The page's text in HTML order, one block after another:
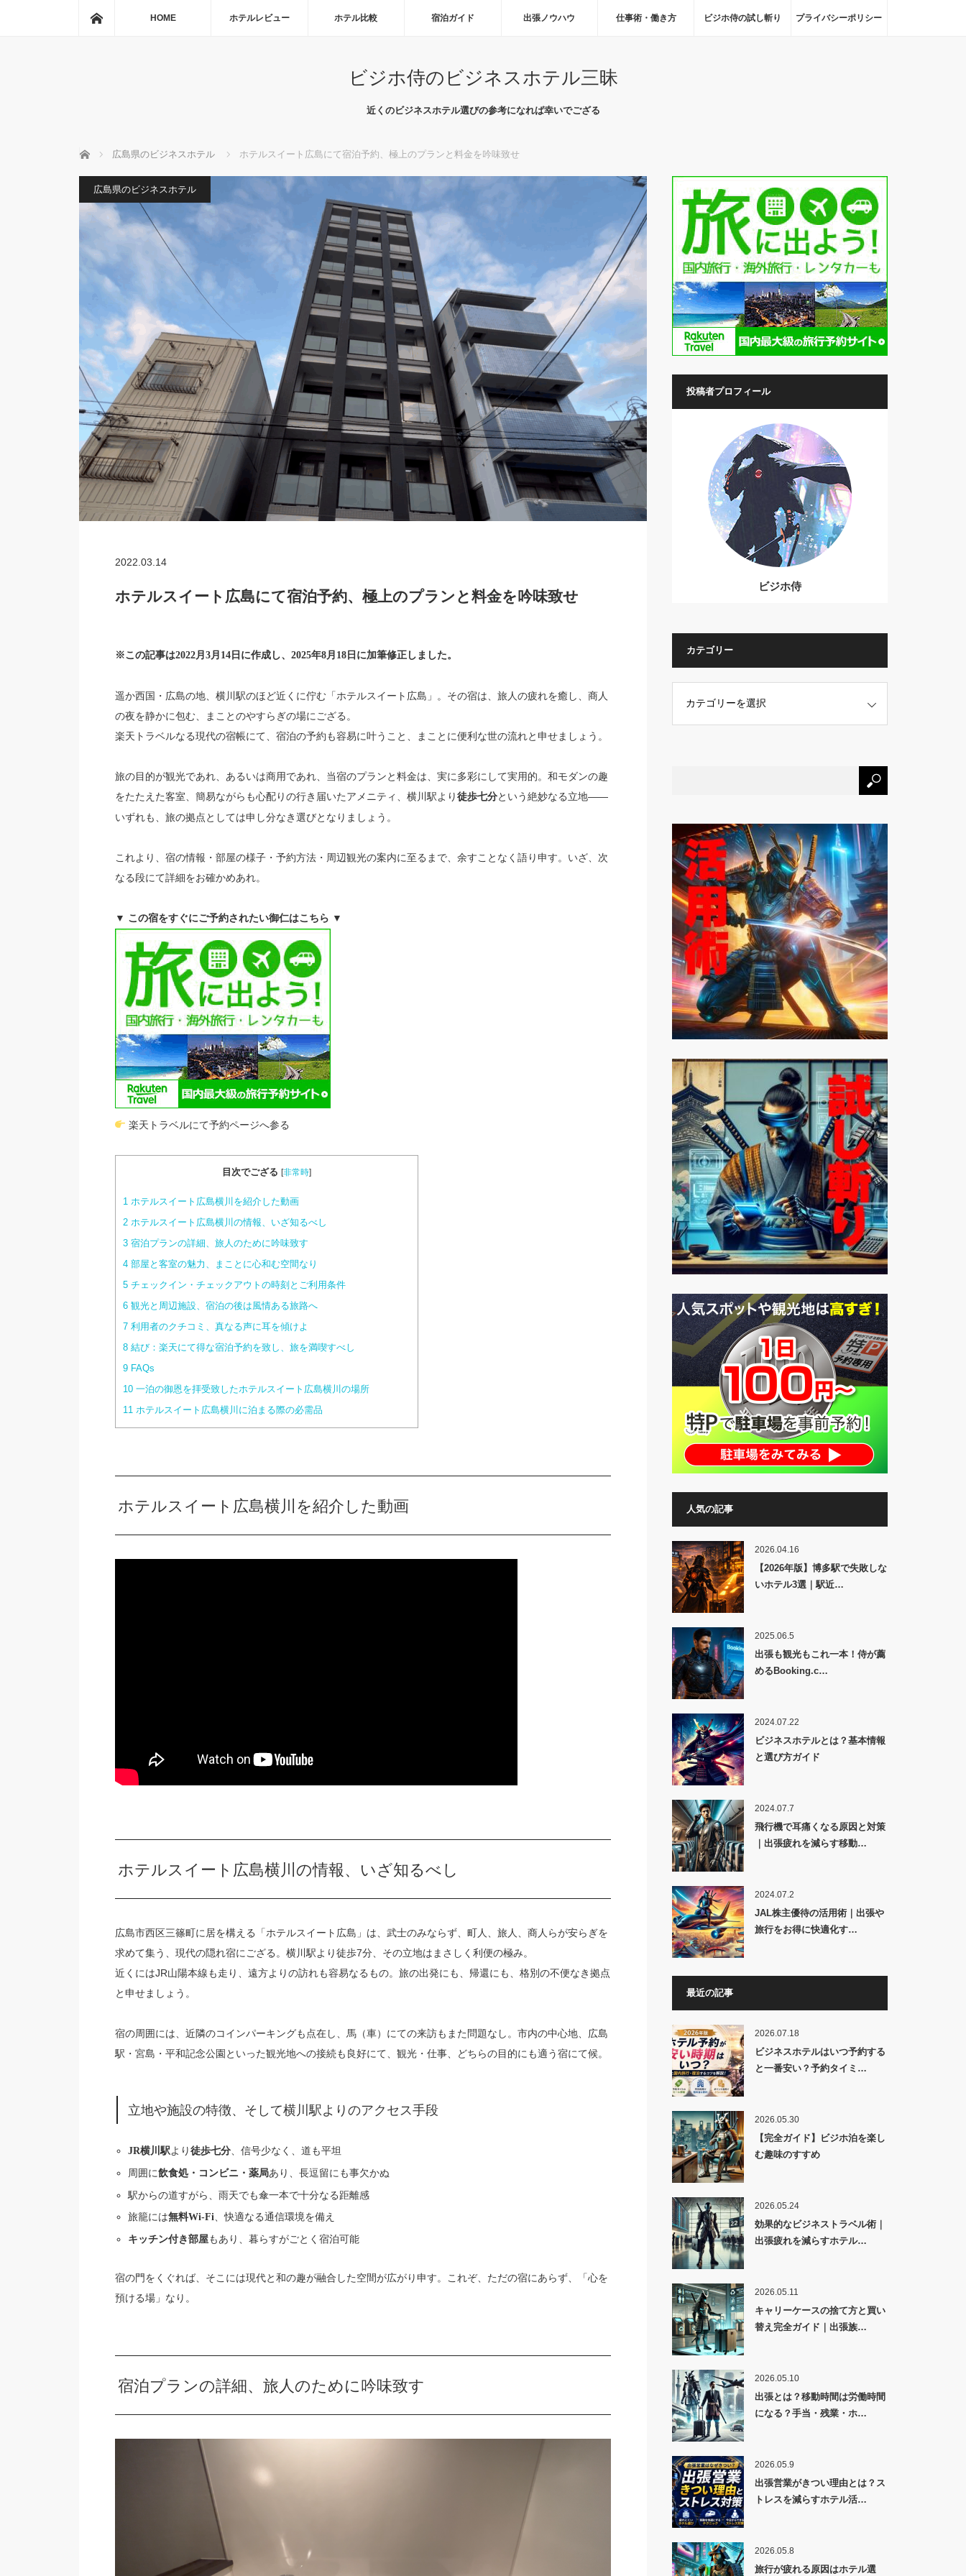
HOME ホテルレビュー ホテル比較 宿泊ガイド 出張ノウハウ 仕事術・働き方 ビジホ侍の試し斬り プライバシーポリシー
ビジホ侍のビジネスホテル三昧
近くのビジネスホテル選びの参考になれば幸いでござる
ホーム 広島県のビジネスホテル ホテルスイート広島にて宿泊予約、極上のプランと料金を吟味致せ
広島県のビジネスホテル
2022.03.14
ホテルスイート広島にて宿泊予約、極上のプランと料金を吟味致せ
※この記事は2022月3月14日に作成し、2025年8月18日に加筆修正しました。
遥か西国・広島の地、横川駅のほど近くに佇む「ホテルスイート広島」。その宿は、旅人の疲れを癒し、商人
の夜を静かに包む、まことのやすらぎの場にござる。
楽天トラベルなる現代の宿帳にて、宿泊の予約も容易に叶うこと、まことに便利な世の流れと申せましょう。
旅の目的が観光であれ、あるいは商用であれ、当宿のプランと料金は、実に多彩にして実用的。和モダンの趣
をたたえた客室、簡易ながらも心配りの行き届いたアメニティ、横川駅より 徒歩七分という絶妙なる立地——
いずれも、旅の拠点としては申し分なき選びとなりましょう。
これより、宿の情報・部屋の様子・予約方法・周辺観光の案内に至るまで、余すことなく語り申す。いざ、次
なる段にて詳細をお確かめあれ。
▼ この宿をすぐにご予約されたい御仁はこちら ▼
楽天トラベルにて予約ページへ参る
目次でござる [非常時]
1ホテルスイート広島横川を紹介した動画
2ホテルスイート広島横川の情報、いざ知るべし
3宿泊プランの詳細、旅人のために吟味致す
4部屋と客室の魅力、まことに心和む空間なり
5チェックイン・チェックアウトの時刻とご利用条件
6観光と周辺施設、宿泊の後は風情ある旅路へ
7利用者のクチコミ、真なる声に耳を傾けよ
8結び：楽天にて得な宿泊予約を致し、旅を満喫すべし
9FAQs
10一泊の御恩を拝受致したホテルスイート広島横川の場所
11ホテルスイート広島横川に泊まる際の必需品
ホテルスイート広島横川を紹介した動画
ホテルスイート広島横川の情報、いざ知るべし
広島市西区三篠町に居を構える「ホテルスイート広島」は、武士のみならず、町人、旅人、商人らが安らぎを
求めて集う、現代の隠れ宿にござる。横川駅より徒歩7分、その立地はまさしく利便の極み。
近くにはJR山陽本線も走り、遠方よりの訪れも容易なるもの。旅の出発にも、帰還にも、格別の不便なき拠点
と申せましょう。
宿の周囲には、近隣のコインパーキングも点在し、馬（車）にての来訪もまた問題なし。市内の中心地、広島
駅・宮島・平和記念公園といった観光地への接続も良好にて、観光・仕事、どちらの目的にも適う宿にて候。
立地や施設の特徴、そして横川駅よりのアクセス手段
JR横川駅 より 徒歩七分、信号少なく、道も平坦
周囲に飲食処・コンビニ・薬局あり、長逗留にも事欠かぬ
駅からの道すがら、雨天でも傘一本で十分なる距離感
旅籠には無料Wi-Fi 、快適なる通信環境を備え
キッチン付き部屋もあり、暮らすがごとく宿泊可能
宿の門をくぐれば、そこには現代と和の趣が融合した空間が広がり申す。これぞ、ただの宿にあらず、「心を
預ける場」なり。
宿泊プランの詳細、旅人のために吟味致す
投稿者プロフィール
ビジホ侍
カテゴリー
人気の記事
2026.04.16
【2026年版】博多駅で失敗しな
いホテル3選｜駅近…
2025.06.5
出張も観光もこれ一本！侍が薦
めるBooking.c…
2024.07.22
ビジネスホテルとは？基本情報
と選び方ガイド
2024.07.7
飛行機で耳痛くなる原因と対策
｜出張疲れを減らす移動…
2024.07.2
JAL株主優待の活用術｜出張や
旅行をお得に快適化す…
最近の記事
2026.07.18
ビジネスホテルはいつ予約する
と一番安い？予約タイミ…
2026.05.30
【完全ガイド】ビジホ泊を楽し
む趣味のすすめ
2026.05.24
効果的なビジネストラベル術｜
出張疲れを減らすホテル…
2026.05.11
キャリーケースの捨て方と買い
替え完全ガイド｜出張族…
2026.05.10
出張とは？移動時間は労働時間
になる？手当・残業・ホ…
2026.05.9
出張営業がきつい理由とは？ス
トレスを減らすホテル活…
2026.05.8
旅行が疲れる原因はホテル選